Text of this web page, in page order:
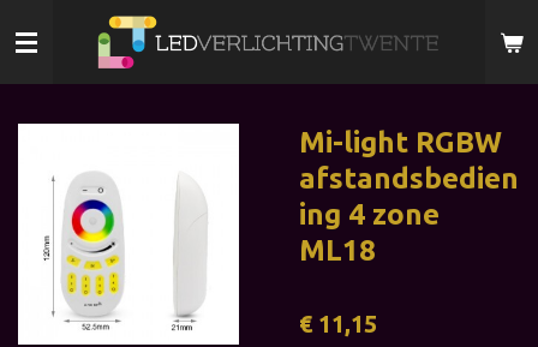
direct
naar
Mi-light RGBW
afstandsbedien
ing 4 zone
ML18
€ 11,15